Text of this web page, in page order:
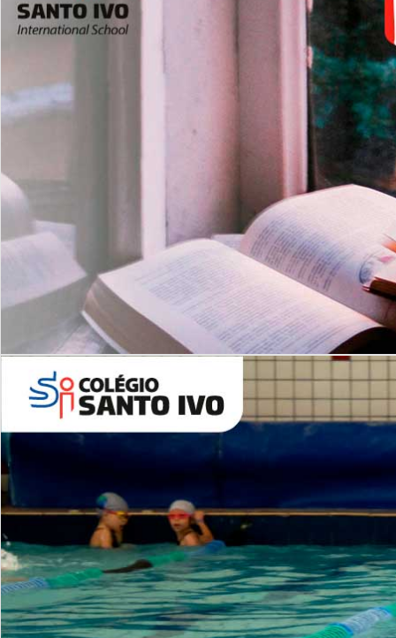
Leituras Literárias
es
Com imersão Bilingue - Anos
Finais
6º AO 9º ANO FUNDAMENTAL
Inglês: Turmas Reduzidas
(Proficiência)
ALUNOS NOVOS
Entre em Contato